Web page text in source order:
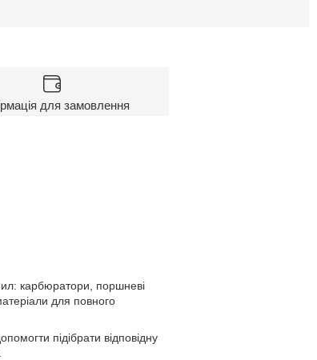
для замовлення
карбюратори, поршневі
для повного
підібрати відповідну